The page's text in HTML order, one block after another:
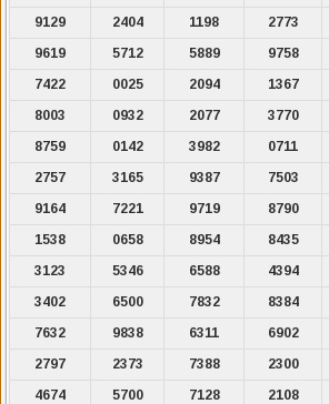
9129
2404 1198 2773
9619
5712 5889 9758
7422
0025 2094 1367
8003
0932 2077 3770
8759
0142 3982 0711
2757
3165 9387 7503
9164
7221 9719 8790
1538
0658 8954 8435
3123
5346 6588 4394
3402
6500 7832 8384
7632
9838 6311 6902
2797
2373 7388 2300
4674
5700 7128 2108